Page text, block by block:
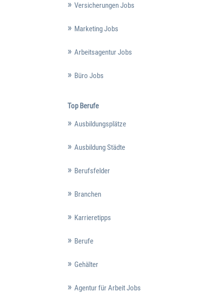
Versicherungen Jobs
Marketing Jobs
Arbeitsagentur Jobs
Büro Jobs
Top Berufe
Ausbildungsplätze
Ausbildung Städte
Berufsfelder
Branchen
Karrieretipps
Berufe
Gehälter
Agentur für Arbeit Jobs